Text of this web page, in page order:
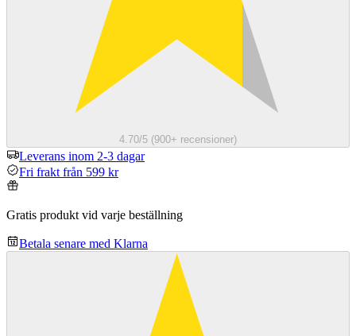
4.70/5 (900+ recensioner)
Leverans inom 2-3 dagar
Fri frakt från 599 kr
Gratis produkt vid varje beställning
Betala senare med Klarna